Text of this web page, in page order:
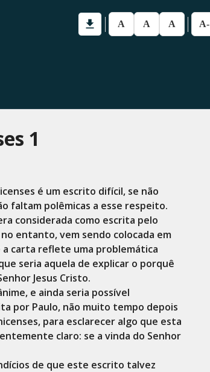
A A A A-
1
é um escrito difícil, se não
faltam polêmicas a esse respeito.
considerada como escrita pelo
entanto, vem sendo colocada em
a carta reflete uma problemática
seria aquela de explicar o porquê
Jesus Cristo.
e ainda seria possível
por Paulo, não muito tempo depois
para esclarecer algo que esta
claro: se a vinda do Senhor
de que este escrito talvez